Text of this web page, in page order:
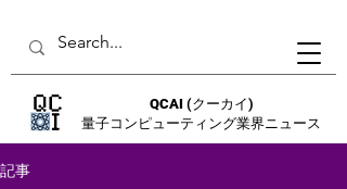
QCAI (クーカイ)
量子コンピューティング業界ニュース
記事